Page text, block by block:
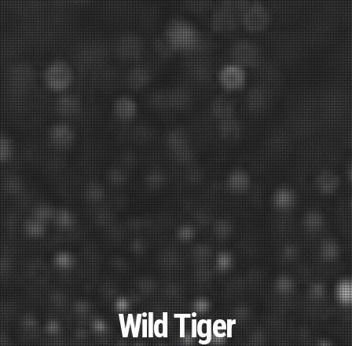
Wild Tiger